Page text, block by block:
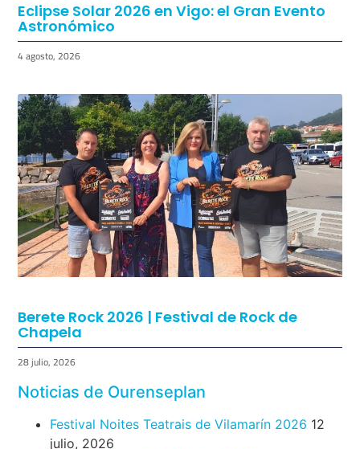
Eclipse Solar 2026 en Vigo: el Gran Evento
Astronómico
4 agosto, 2026
Berete Rock 2026 | Festival de Rock de
Chapela
28 julio, 2026
Noticias de Ourenseplan
Festival Noites Teatrais de Vilamarín 2026 12
julio, 2026